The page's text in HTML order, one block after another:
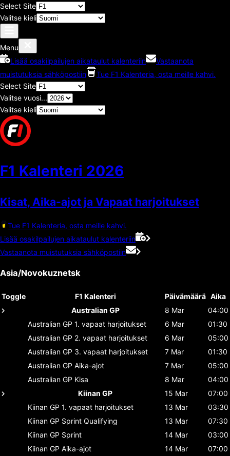
Select Site
Valitse kieli
Menu
Lisää osakilpailujen aikataulut kalenteriin
Vastaanota
muistutuksia sähköpostiin
Tue F1 Kalenteria, osta meille kahvi.
Select Site
Valitse vuosi...
Valitse kieli
F1 Kalenteri 2026
Kisat, Aika-ajot ja Vapaat harjoitukset
Tue F1 Kalenteria, osta meille kahvi.
Lisää osakilpailujen aikataulut kalenteriin
Vastaanota muistutuksia sähköpostiin
Asia/Novokuznetsk
Toggle F1 Kalenteri Päivämäärä Aika
Australian GP
8 Mar
04:00
Australian GP 1. vapaat harjoitukset 6 Mar
01:30
Australian GP 2. vapaat harjoitukset 6 Mar
05:00
Australian GP 3. vapaat harjoitukset 7 Mar
01:30
Australian GP Aika-ajot 7 Mar
05:00
Australian GP Kisa 8 Mar
04:00
Kiinan GP
15 Mar
07:00
Kiinan GP 1. vapaat harjoitukset 13 Mar
03:30
Kiinan GP Sprint Qualifying 13 Mar
07:30
Kiinan GP Sprint 14 Mar
03:00
Kiinan GP Aika-ajot 14 Mar
07:00